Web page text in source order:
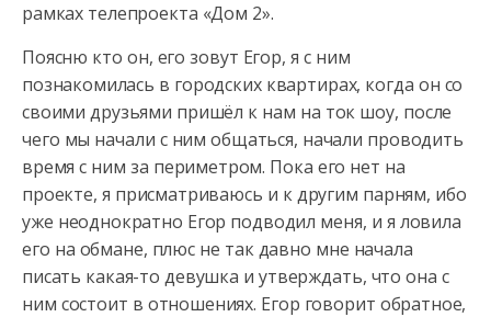
рамках телепроекта «Дом 2».
Поясню кто он, его зовут Егор, я с ним
познакомилась в городских квартирах, когда он со
своими друзьями пришёл к нам на ток шоу, после
чего мы начали с ним общаться, начали проводить
время с ним за периметром. Пока его нет на
проекте, я присматриваюсь и к другим парням, ибо
уже неоднократно Егор подводил меня, и я ловила
его на обмане, плюс не так давно мне начала
писать какая-то девушка и утверждать, что она с
ним состоит в отношениях. Егор говорит обратное,